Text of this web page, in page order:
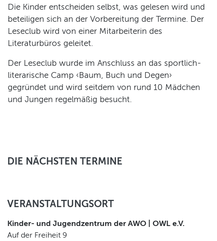
Die Kinder entscheiden selbst, was gelesen wird und
beteiligen sich an der Vorbereitung der Termine. Der
Leseclub wird von einer Mitarbeiterin des
Literaturbüros geleitet.
Der Leseclub wurde im Anschluss an das sportlich-
literarische Camp ‹Baum, Buch und Degen›
gegründet und wird seitdem von rund 10 Mädchen
und Jungen regelmäßig besucht.
DIE NÄCHSTEN TERMINE
VERANSTALTUNGSORT
Kinder- und Jugendzentrum der AWO | OWL e.V.
Auf der Freiheit 9